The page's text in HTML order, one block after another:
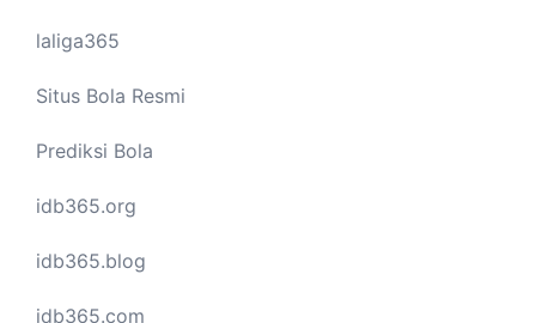
laliga365
Situs Bola Resmi
Prediksi Bola
idb365.org
idb365.blog
idb365.com